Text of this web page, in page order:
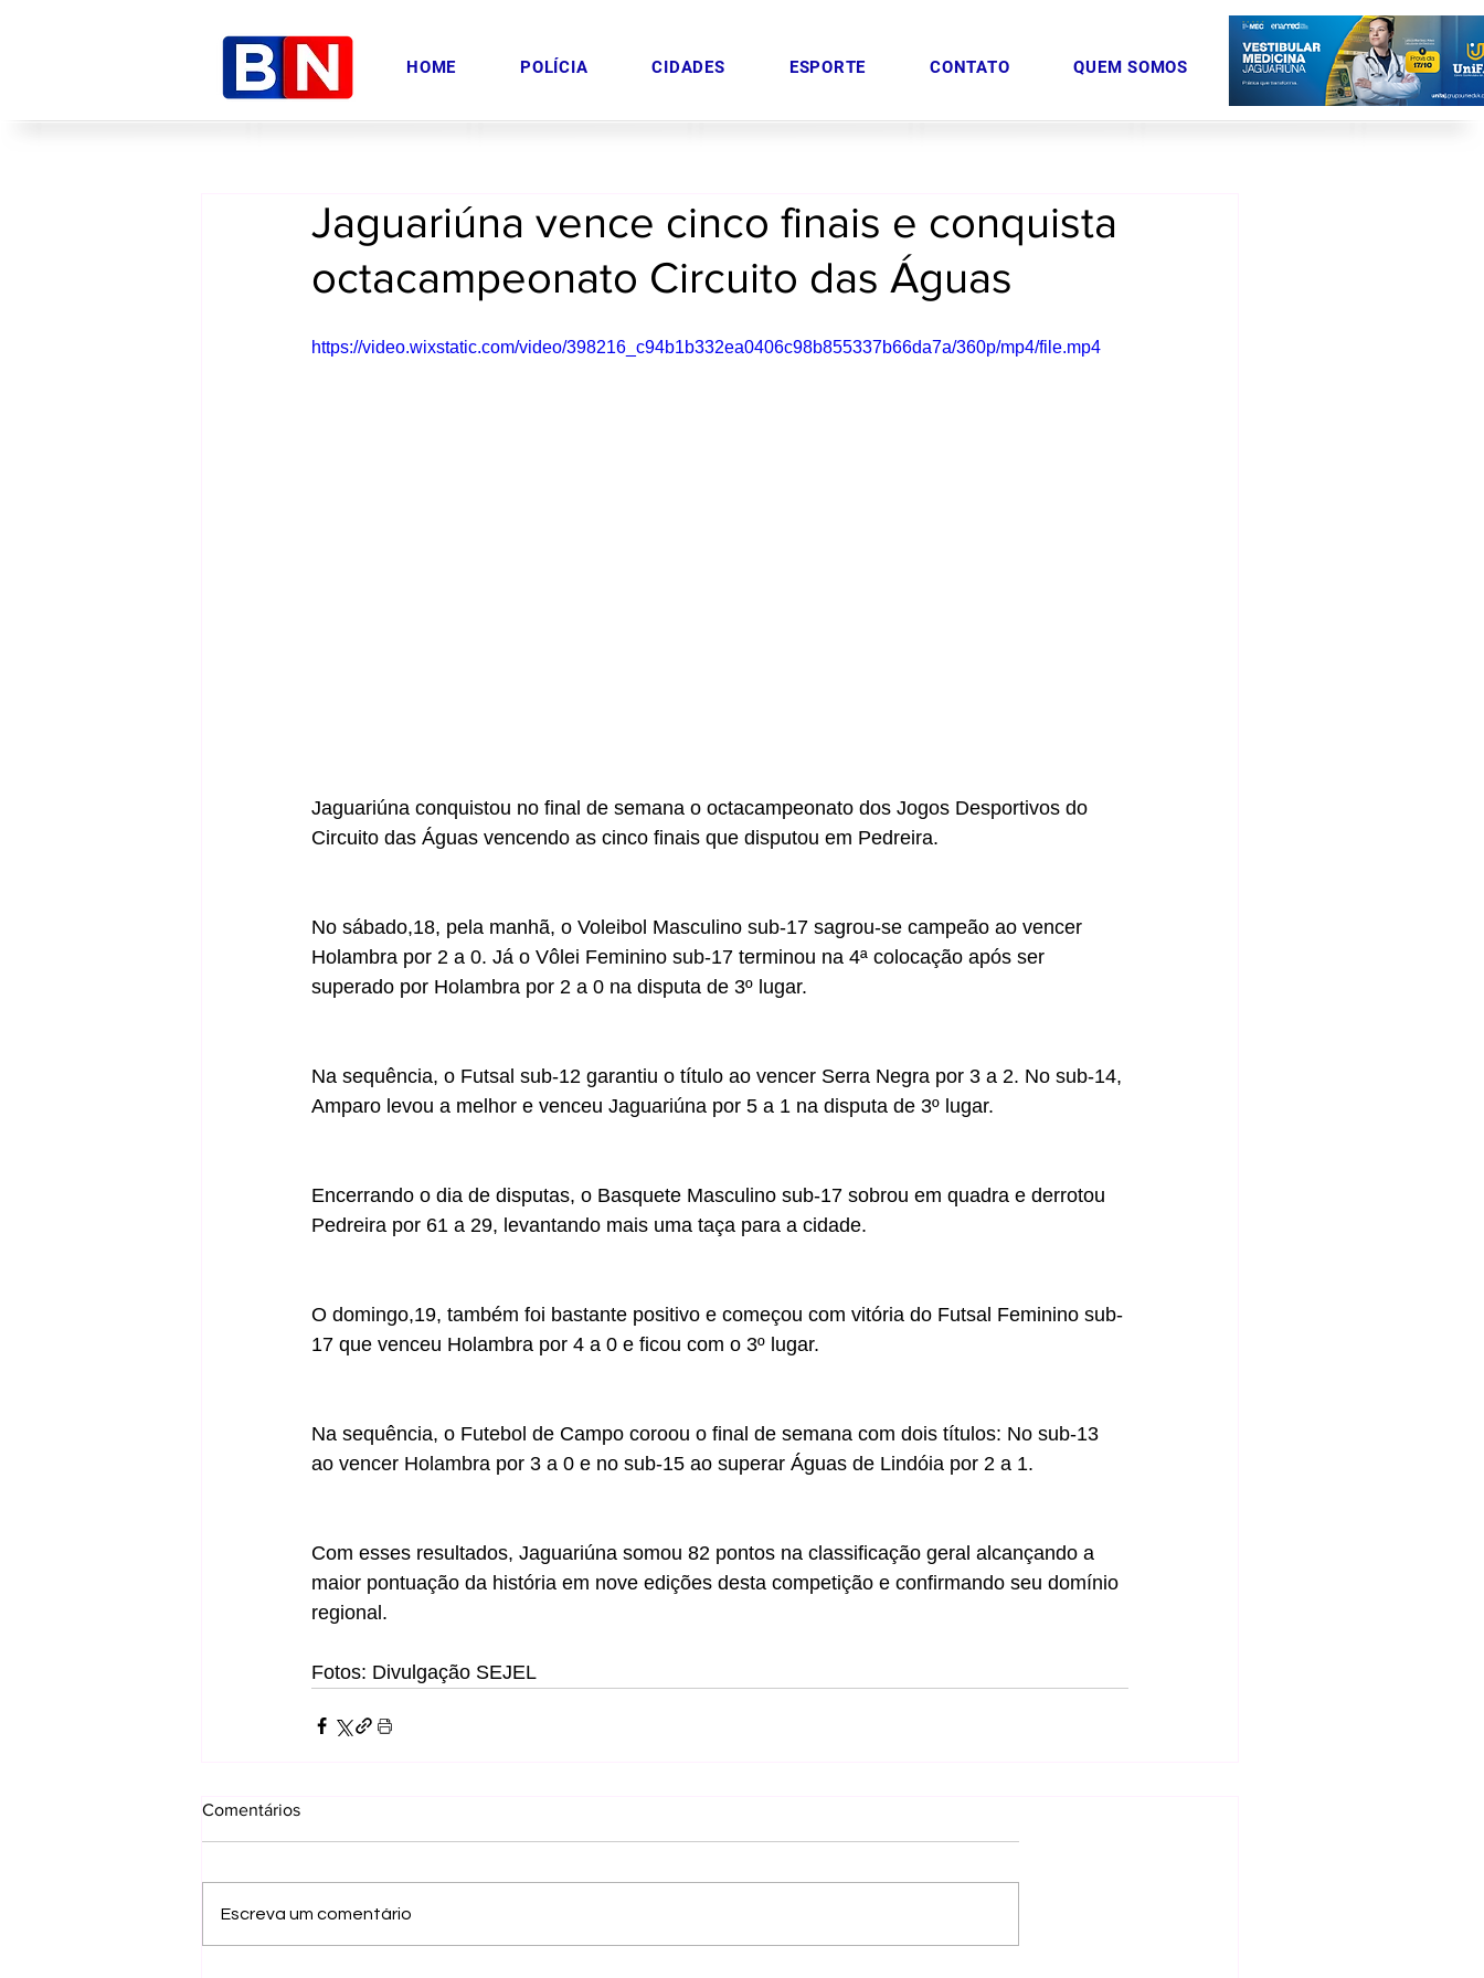
HOME POLÍCIA CIDADES ESPORTE CONTATO QUEM SOMOS
Jaguariúna vence cinco finais e conquista
octacampeonato Circuito das Águas
https://video.wixstatic.com/video/398216_c94b1b332ea0406c98b855337b66da7a/360p/mp4/file.mp4
Jaguariúna conquistou no final de semana o octacampeonato dos Jogos Desportivos do
Circuito das Águas vencendo as cinco finais que disputou em Pedreira.
No sábado,18, pela manhã, o Voleibol Masculino sub-17 sagrou-se campeão ao vencer
Holambra por 2 a 0. Já o Vôlei Feminino sub-17 terminou na 4ª colocação após ser
superado por Holambra por 2 a 0 na disputa de 3º lugar.
Na sequência, o Futsal sub-12 garantiu o título ao vencer Serra Negra por 3 a 2. No sub-14,
Amparo levou a melhor e venceu Jaguariúna por 5 a 1 na disputa de 3º lugar.
Encerrando o dia de disputas, o Basquete Masculino sub-17 sobrou em quadra e derrotou
Pedreira por 61 a 29, levantando mais uma taça para a cidade.
O domingo,19, também foi bastante positivo e começou com vitória do Futsal Feminino sub-
17 que venceu Holambra por 4 a 0 e ficou com o 3º lugar.
Na sequência, o Futebol de Campo coroou o final de semana com dois títulos: No sub-13
ao vencer Holambra por 3 a 0 e no sub-15 ao superar Águas de Lindóia por 2 a 1.
Com esses resultados, Jaguariúna somou 82 pontos na classificação geral alcançando a
maior pontuação da história em nove edições desta competição e confirmando seu domínio
regional.
Fotos: Divulgação SEJEL
Comentários
Escreva um comentário